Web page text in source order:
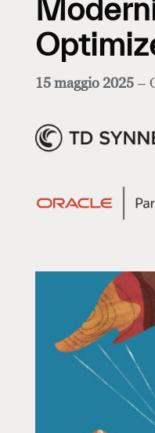
15 maggio 2025–